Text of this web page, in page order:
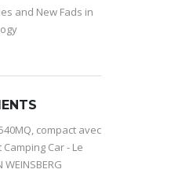
and New Fads in
compact avec
Car - Le
WEINSBERG